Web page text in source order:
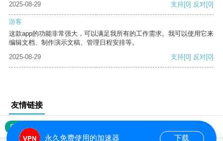
2025-08-29 支持[0] 反对[0]
游客
这款app的功能非常强大，可以满足我所有的工作需求。我可以使用它来
编辑文档、制作演示文稿、管理日程安排等。
2025-08-29
支持[0] 反对[0]
友情链接
网站地图
永久免费使用的加速器 下载